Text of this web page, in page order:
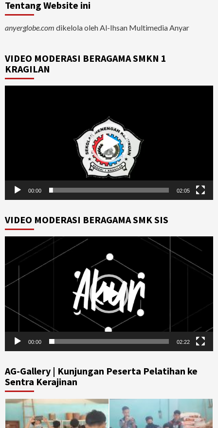
Tentang Website ini
anyerglobe.com dikelola oleh Al-Ihsan Multimedia Anyar
VIDEO MODERASI BERAGAMA SMKN 1
KRAGILAN
00:00 02:05
VIDEO MODERASI BERAGAMA SMK SIS
Player
00:00 02:22
AG-Gallery | Kunjungan Peserta Pelatihan ke
Sentra Kerajinan